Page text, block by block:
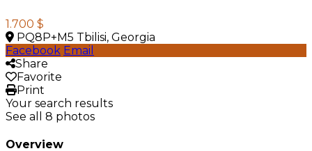
1.700 $
PQ8P+M5 Tbilisi, Georgia
Facebook Email
Share
Favorite
Print
Your search results
See all 8 photos
Overview